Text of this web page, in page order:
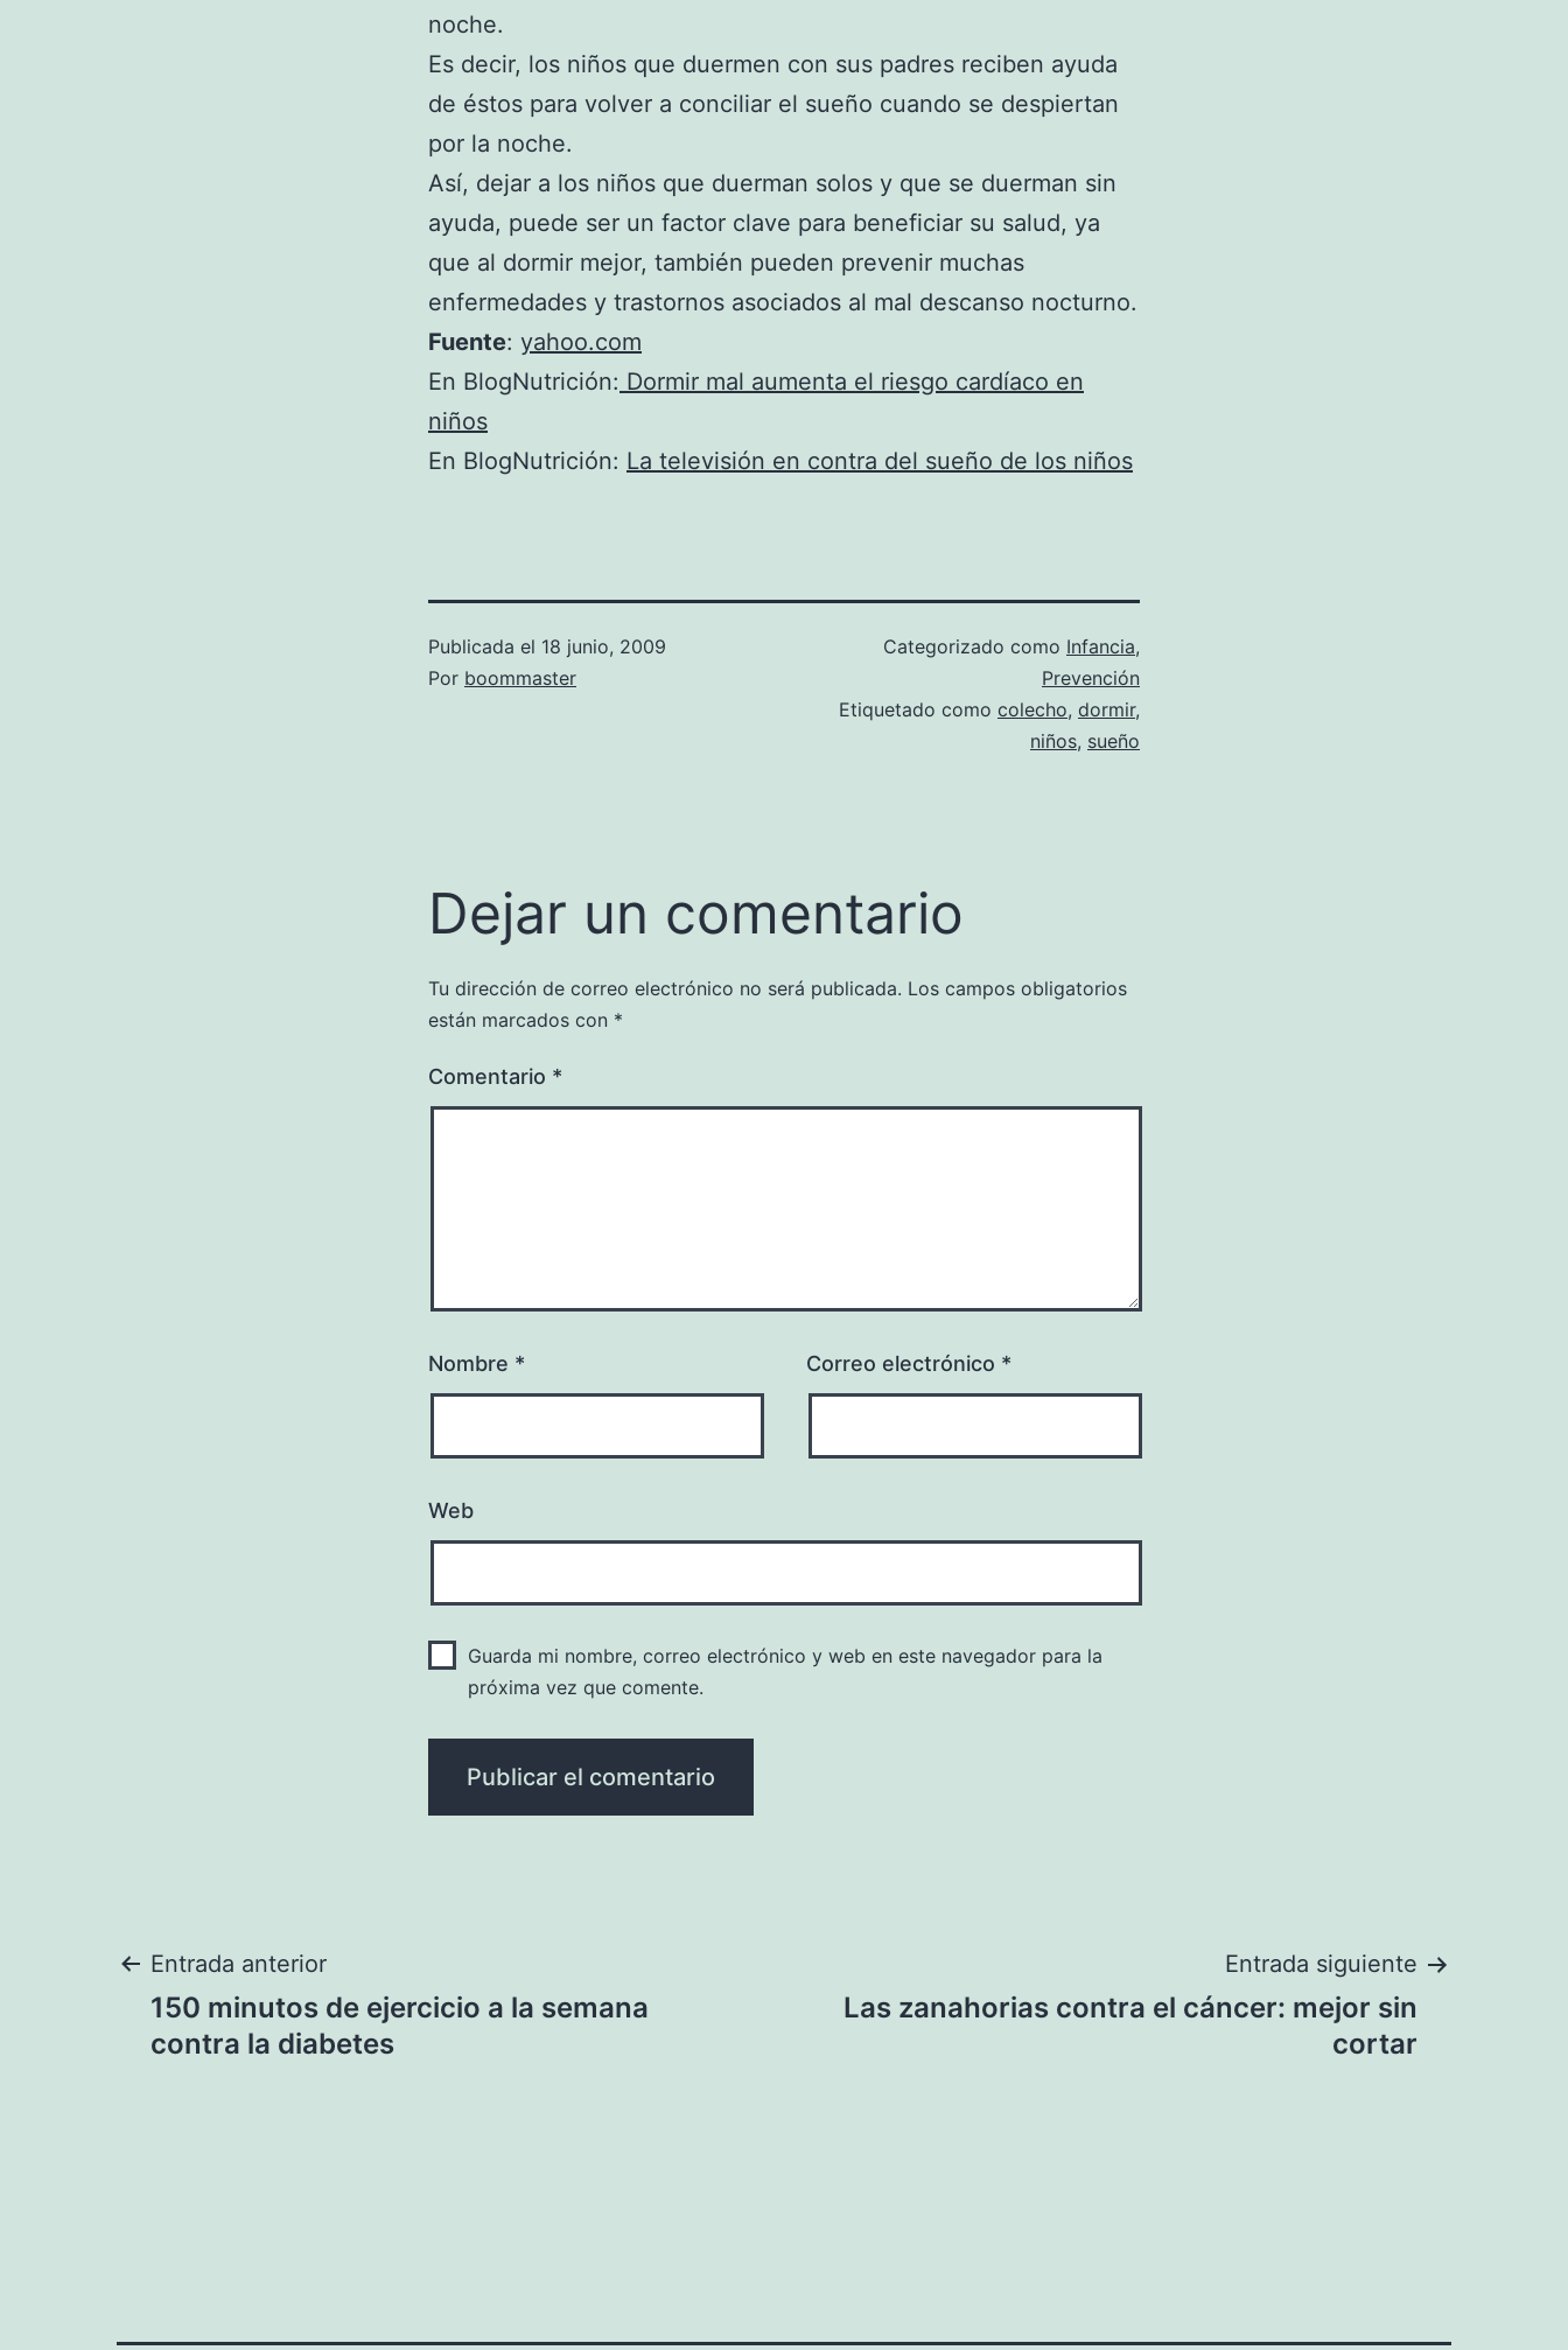
noche.
Es decir, los niños que duermen con sus padres reciben ayuda
de éstos para volver a conciliar el sueño cuando se despiertan
por la noche.
Así, dejar a los niños que duerman solos y que se duerman sin
ayuda, puede ser un factor clave para beneficiar su salud, ya
que al dormir mejor, también pueden prevenir muchas
enfermedades y trastornos asociados al mal descanso nocturno.
Fuente: yahoo.com
En BlogNutrición: Dormir mal aumenta el riesgo cardíaco en
niños
En BlogNutrición: La televisión en contra del sueño de los niños
Publicada el 18 junio, 2009
Por boommaster
Categorizado como Infancia,
Prevención
Etiquetado como colecho, dormir,
niños, sueño
Dejar un comentario
Tu dirección de correo electrónico no será publicada. Los campos obligatorios
están marcados con *
Comentario *
Nombre * Correo electrónico *
Web
Guarda mi nombre, correo electrónico y web en este navegador para la
próxima vez que comente.
Navegación
de
Entrada anterior
150 minutos de ejercicio a la semana
contra la diabetes
Entrada siguiente
Las zanahorias contra el cáncer: mejor sin
cortar